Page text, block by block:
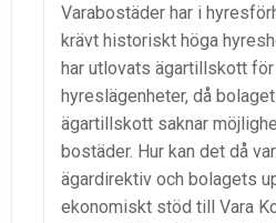
Varabostäder har i
krävt historiskt höga
har utlovats ägartillskott
hyreslägenheter, då
ägartillskott saknar
bostäder. Hur kan det då
ägardirektiv och bolagets
ekonomiskt stöd till Vara